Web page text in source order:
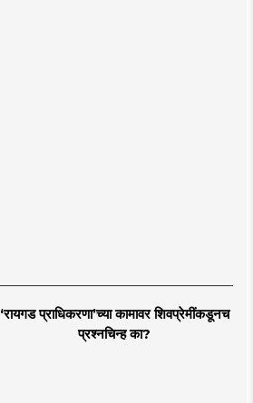
‘रायगड प्राधिकरणा’च्या कामावर शिवप्रेमींकडूनच
प्रश्नचिन्ह का?